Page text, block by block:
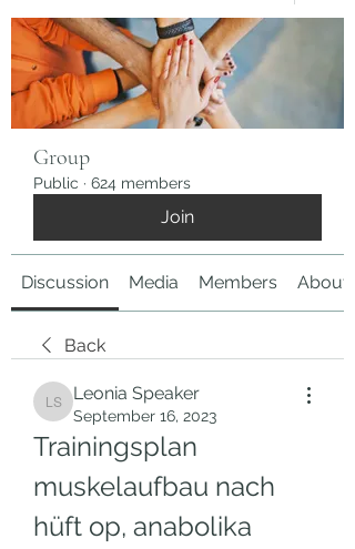
Group
Public · 624 members
Join
Discussion Media Members About
Back
Leonia Speaker
Leonia Speaker
September 16, 2023
Trainingsplan
muskelaufbau nach
hüft op, anabolika